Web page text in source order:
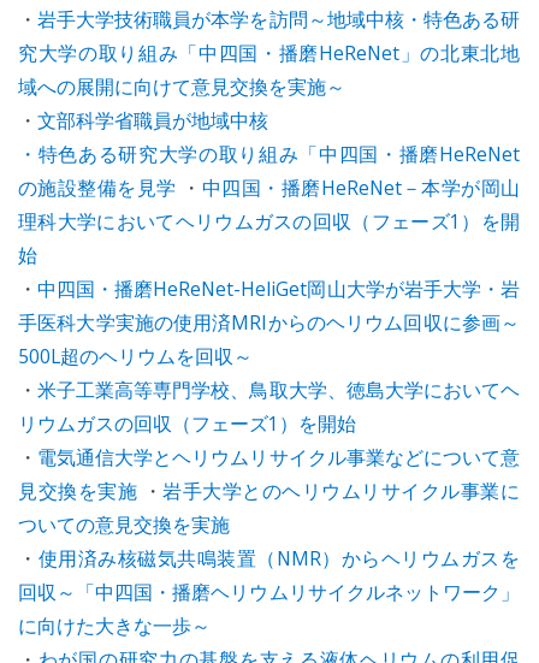
・岩手大学技術職員が本学を訪問～地域中核・特色ある研
究大学の取り組み「中四国・播磨HeReNet」の北東北地
域への展開に向けて意見交換を実施～
・ 文部科学省職員が地域中核
・特色ある研究大学の取り組み「中四国・播磨HeReNet
の施設整備を見学 ・ 中四国・播磨HeReNet－本学が岡山
理科大学においてヘリウムガスの回収（フェーズ1）を開
始
・中四国・播磨HeReNet-HeliGet岡山大学が岩手大学・岩
手医科大学実施の使用済MRIからのヘリウム回収に参画～
500L超のヘリウムを回収～
・米子工業高等専門学校、鳥取大学、徳島大学においてヘ
リウムガスの回収（フェーズ1）を開始
・ 電気通信大学とヘリウムリサイクル事業などについて意
見交換を実施 ・岩手大学とのヘリウムリサイクル事業に
ついての意見交換を実施
・ 使用済み核磁気共鳴装置（NMR）からヘリウムガスを
回収～「中四国・播磨ヘリウムリサイクルネットワーク」
に向けた大きな一歩～